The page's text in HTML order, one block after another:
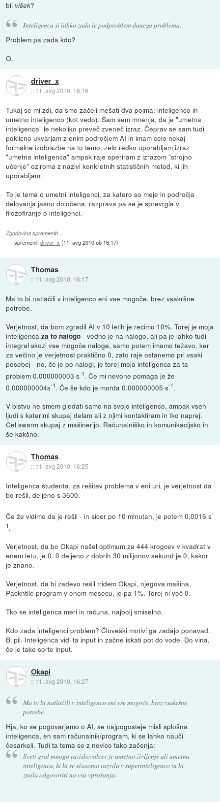
bil višek?
Inteligenca si lahko zada le podproblem danega problema.
Problem pa zada kdo?
O.
driver_x
:: 11. avg 2010, 16:16
Tukaj se mi zdi, da smo začeli mešati dva pojma: inteligenco in
umetno inteligenco (kot vedo). Sam sem mnenja, da je "umetna
inteligenca" le nekoliko preveč zveneč izraz. Čeprav se sam tudi
poklicno ukvarjam z enim področjem AI in imam celo nekaj
formalne izobrazbe na to temo, zelo redko uporabljam izraz
"umetna inteligenca" ampak raje operiram z izrazom "strojno
učenje" oziroma z nazivi konkretnih statističnih metod, ki jih
uporabljam.
To je tema o umetni inteligenci, za katero so meje in področja
delovanja jasno določena, razprava pa se je sprevrgla v
filozofiranje o inteligenci.
Zgodovina sprememb…
spremenil:driver_x (11. avg 2010 ob 16:17)
Thomas
:: 11. avg 2010, 16:17
Ma to bi natlačili v inteligenco eni vse mogoče, brez vsakršne
potrebe.
Verjetnost, da bom zgradil AI v 10 letih je recimo 10%. Torej je moja
inteligencaza to nalogo - vedno je na nalogo, ali pa je lahko tudi
integral skozi vse mogoče naloge, samo potem imamo težavo, ker
za večino je verjetnost praktično 0, zato raje ostanemo pri vsaki
posebej - no, če je po nalogi, je torej moja inteligenca za ta
problem 0.000000003 s-1. Če mi nevone pomaga je že
0.000000004s-1. Če še kdo je morda 0.000000005 s-1.
V bistvu ne smem gledati samo na svojo inteligenco, ampak vseh
ljudi s katerimi skupaj delam ali z njimi kontaktiram in tko naprej.
Cel swarm skupaj z mašinerijo. Računalniško in komunikacijsko in
še kakšno.
Thomas
:: 11. avg 2010, 16:25
Inteligenca študenta, za rešitev problema v eni uri, je verjetnost da
bo rešil, deljeno s 3600.
Če že vidimo da je rešil - in sicer po 10 minutah, je potem 0,0016 s-
1.
Verjetnost, da bo Okapi našel optimum za 444 krogcev v kvadrat v
enem letu, je 0. 0 deljeno z dobrih 30 milijonov sekund je 0, kakor
je znano.
Verjetnost, da bi zadevo rešil tridem Okapi, njegova mašina,
Packntile program v enem mesecu, je pa 1%. Torej ni več 0.
Tko se inteligenca meri in računa, najbolj smiselno.
Kdo zada inteligenci problem? Človeški motivi ga zadajo ponavad.
Bi pil. Inteligenca vidi ta input in začne iskati pot do vode. Do vina,
če je take sorte input.
Okapi
:: 11. avg 2010, 16:27
Ma to bi natlačili v inteligenco eni vse mogoče, brez vsakršne
potrebe.
Hja, ko se pogovarjamo o AI, se najpogosteje misli splošna
inteligenca, en sam računalnik/program, ki se lahko nauči
česarkoli. Tudi ta tema se z novico tako začenja:
Sveti gral mnogo raziskovalcev je umetno življenje ali umetna
inteligenca, ki bi se sčasoma razvila v superinteligenco in bi
znala odgovoriti na vsa vprašanja.